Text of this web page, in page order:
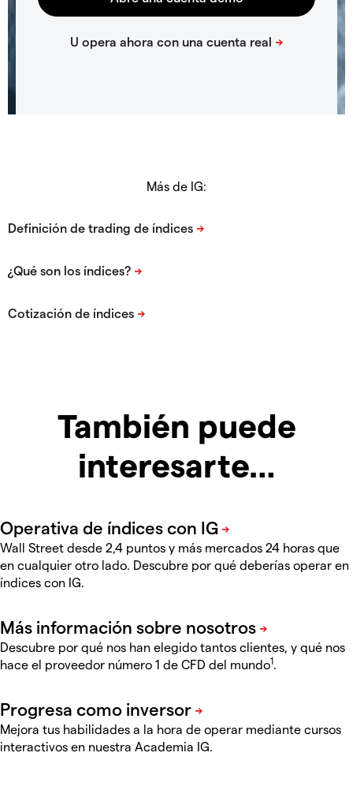
Más de IG:
También puede
interesarte…
Wall Street desde 2,4 puntos y más mercados 24 horas que
en cualquier otro lado. Descubre por qué deberías operar en
índices con IG.
Descubre por qué nos han elegido tantos clientes, y qué nos
hace el proveedor número 1 de CFD del mundo1.
Mejora tus habilidades a la hora de operar mediante cursos
interactivos en nuestra Academia IG.